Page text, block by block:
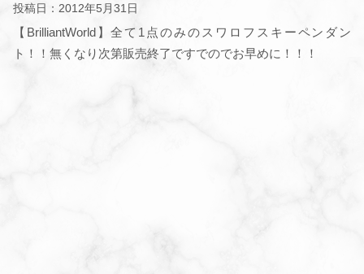
投稿日：2012年5月31日
【BrilliantWorld】全て1点のみのスワロフスキーペンダン
ト！！無くなり次第販売終了ですでのでお早めに！！！